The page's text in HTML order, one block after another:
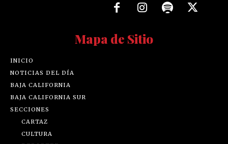
Mapa de Sitio
INICIO
NOTICIAS DEL DÍA
BAJA CALIFORNIA
BAJA CALIFORNIA SUR
SECCIONES
CARTAZ
CULTURA